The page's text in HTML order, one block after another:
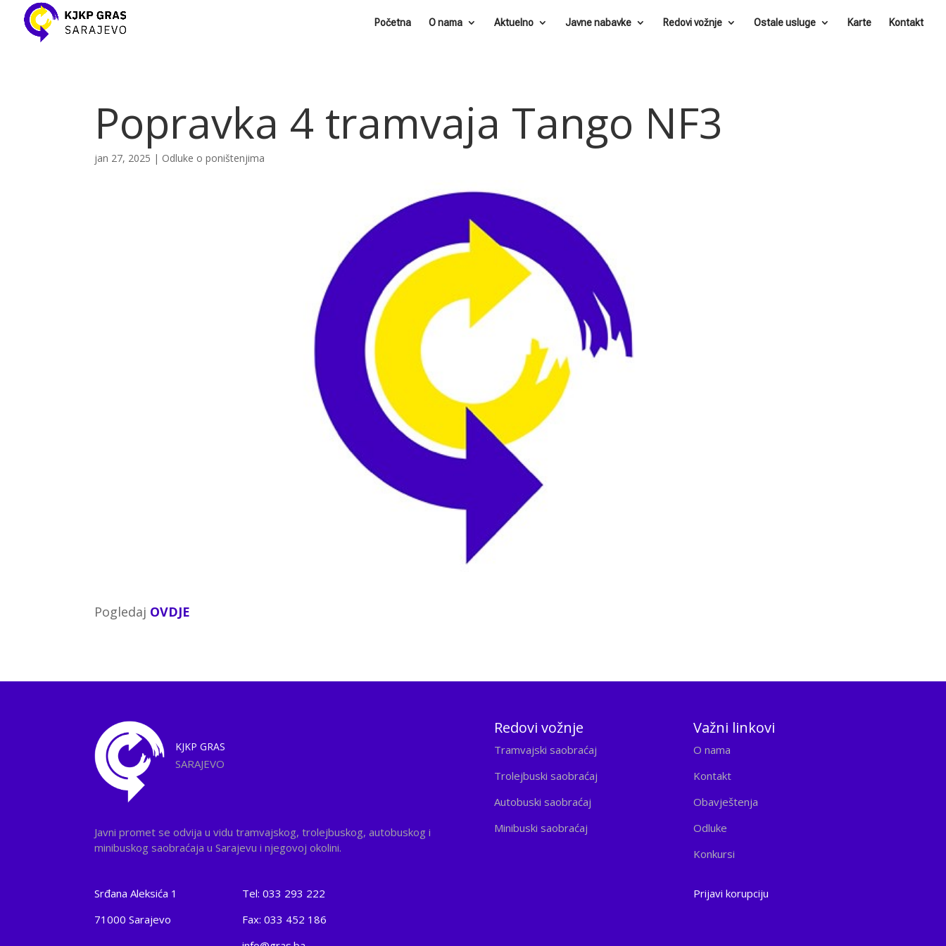
Početna O nama Aktuelno Javne nabavke Redovi vožnje Ostale usluge Karte Kontakt
Popravka 4 tramvaja Tango NF3
jan 27, 2025 | Odluke o poništenjima
Pogledaj OVDJE
KJKP GRAS
SARAJEVO
Javni promet se odvija u vidu tramvajskog, trolejbuskog, autobuskog i
minibuskog saobraćaja u Sarajevu i njegovoj okolini.
Redovi vožnje
Tramvajski saobraćaj
Trolejbuski saobraćaj
Autobuski saobraćaj
Minibuski saobraćaj
Važni linkovi
O nama
Kontakt
Obavještenja
Odluke
Konkursi
Srđana Aleksića 1
71000 Sarajevo
Tel: 033 293 222
Fax: 033 452 186
Prijavi korupciju